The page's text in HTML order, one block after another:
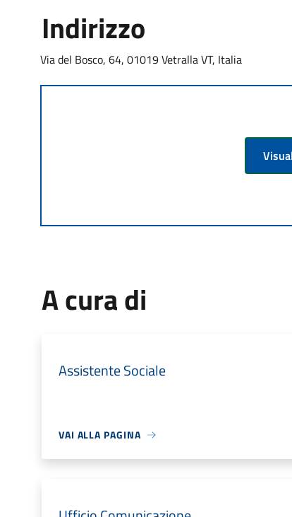
Indirizzo
Via del Bosco, 64, 01019 Vetralla VT, Italia
A cura di
Assistente Sociale
VAI ALLA PAGINA